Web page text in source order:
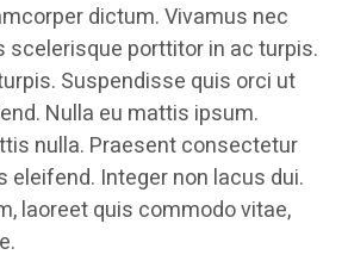
dictum. Vivamus nec
scelerisque porttitor in ac turpis.
Suspendisse quis orci ut
Nulla eu mattis ipsum.
nulla. Praesent consectetur
eleifend. Integer non lacus dui.
laoreet quis commodo vitae,